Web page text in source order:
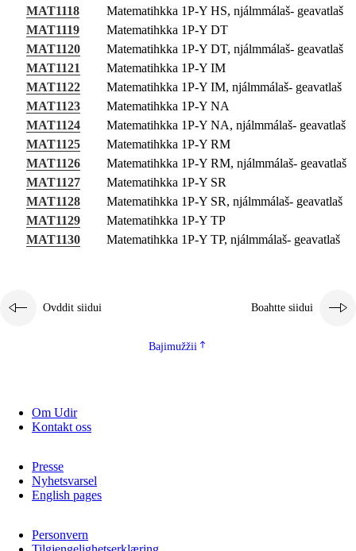
MAT1118
Matematihkka 1P-Y HS, njálmmálaš- geavatlaš
MAT1119
Matematihkka 1P-Y DT
MAT1120
Matematihkka 1P-Y DT, njálmmálaš- geavatlaš
MAT1121
Matematihkka 1P-Y IM
MAT1122
Matematihkka 1P-Y IM, njálmmálaš- geavatlaš
MAT1123
Matematihkka 1P-Y NA
MAT1124
Matematihkka 1P-Y NA, njálmmálaš- geavatlaš
MAT1125
Matematihkka 1P-Y RM
MAT1126
Matematihkka 1P-Y RM, njálmmálaš- geavatlaš
MAT1127
Matematihkka 1P-Y SR
MAT1128
Matematihkka 1P-Y SR, njálmmálaš- geavatlaš
MAT1129
Matematihkka 1P-Y TP
MAT1130
Matematihkka 1P-Y TP, njálmmálaš- geavatlaš
Ovddit siidui Boahtte siidui
Bajimužžii
Om Udir
Kontakt oss
Presse
Nyhetsvarsel
English pages
Personvern